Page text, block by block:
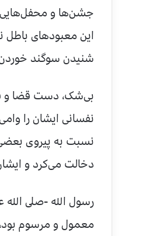
جشن‌ها و محفل‌هایی
این معبودهای باطل
شنیدن سوگند خوردن
بی‌شک، دست قضا و
نفسانی ایشان را
نسبت به پیروی
دخالت می‌کرد و
رسول الله -صلى
معمول و مرسوم بود،